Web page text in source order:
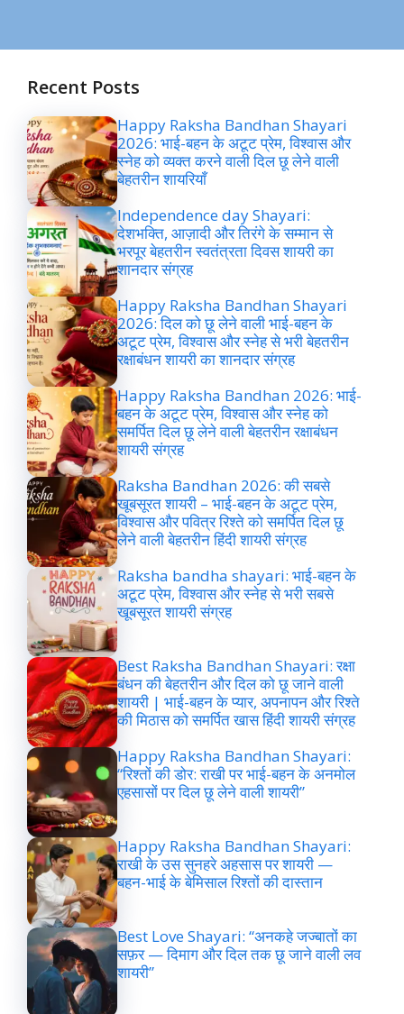
Recent Posts
Happy Raksha Bandhan Shayari
2026: भाई-बहन के अटूट प्रेम, विश्वास और
स्नेह को व्यक्त करने वाली दिल छू लेने वाली
बेहतरीन शायरियाँ
Independence day Shayari:
देशभक्ति, आज़ादी और तिरंगे के सम्मान से
भरपूर बेहतरीन स्वतंत्रता दिवस शायरी का
शानदार संग्रह
Happy Raksha Bandhan Shayari
2026: दिल को छू लेने वाली भाई-बहन के
अटूट प्रेम, विश्वास और स्नेह से भरी बेहतरीन
रक्षाबंधन शायरी का शानदार संग्रह
Happy Raksha Bandhan 2026: भाई-
बहन के अटूट प्रेम, विश्वास और स्नेह को
समर्पित दिल छू लेने वाली बेहतरीन रक्षाबंधन
शायरी संग्रह
Raksha Bandhan 2026: की सबसे
खूबसूरत शायरी – भाई-बहन के अटूट प्रेम,
विश्वास और पवित्र रिश्ते को समर्पित दिल छू
लेने वाली बेहतरीन हिंदी शायरी संग्रह
Raksha bandha shayari: भाई-बहन के
अटूट प्रेम, विश्वास और स्नेह से भरी सबसे
खूबसूरत शायरी संग्रह
Best Raksha Bandhan Shayari: रक्षा
बंधन की बेहतरीन और दिल को छू जाने वाली
शायरी | भाई-बहन के प्यार, अपनापन और रिश्ते
की मिठास को समर्पित खास हिंदी शायरी संग्रह
Happy Raksha Bandhan Shayari:
“रिश्तों की डोर: राखी पर भाई-बहन के अनमोल
एहसासों पर दिल छू लेने वाली शायरी”
Happy Raksha Bandhan Shayari:
राखी के उस सुनहरे अहसास पर शायरी —
बहन-भाई के बेमिसाल रिश्तों की दास्तान
Best Love Shayari: “अनकहे जज्बातों का
सफ़र — दिमाग और दिल तक छू जाने वाली लव
शायरी”